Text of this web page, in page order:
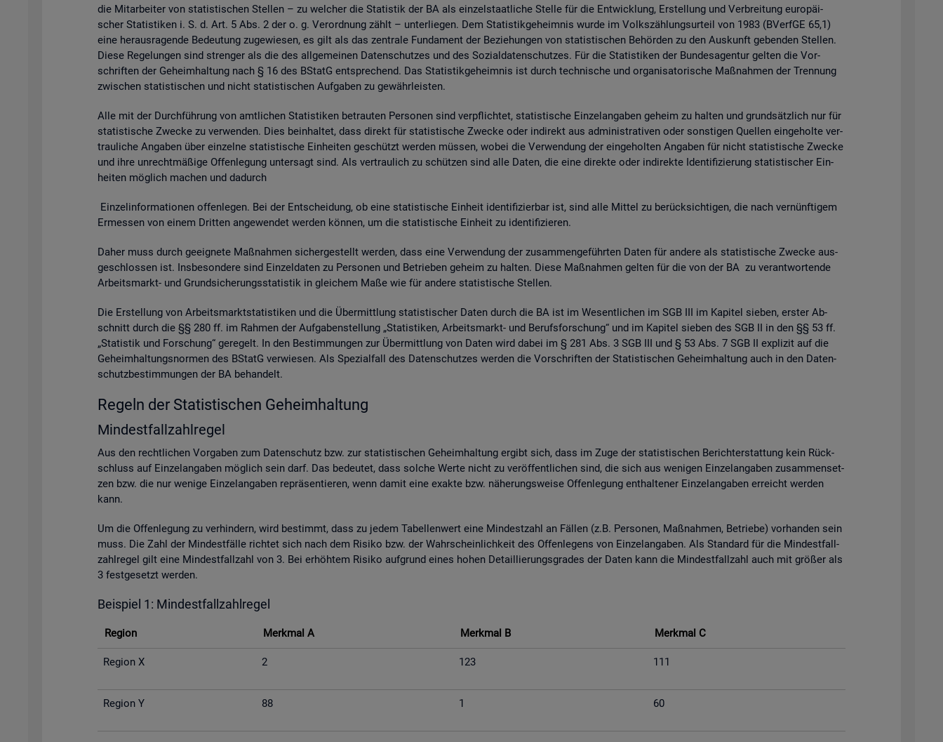
die Mit­ar­bei­ter von sta­tis­ti­schen Stel­len – zu wel­cher die Sta­tis­tik der BA als ein­zel­staat­li­che Stel­le für die Ent­wick­lung, Er­stel­lung und Ver­brei­tung eu­ro­päi­
scher Sta­tis­ti­ken i. S. d. Art. 5 Abs. 2 der o. g. Ver­ord­nung zählt – un­ter­lie­gen. Dem Sta­tis­tik­ge­heim­nis wurde im Volks­zäh­lungs­ur­teil von 1983 (BVerf­GE 65,1)
eine her­aus­ra­gen­de Be­deu­tung zu­ge­wie­sen, es gilt als das zen­tra­le Fun­da­ment der Be­zie­hun­gen von sta­tis­ti­schen Be­hör­den zu den Aus­kunft ge­ben­den Stel­len.
Diese Re­ge­lun­gen sind stren­ger als die des all­ge­mei­nen Da­ten­schut­zes und des So­zi­al­da­ten­schut­zes. Für die Sta­tis­ti­ken der Bun­des­agen­tur gel­ten die Vor­
schrif­ten der Ge­heim­hal­tung nach § 16 des BStatG ent­spre­chend. Das Sta­tis­tik­ge­heim­nis ist durch tech­ni­sche und or­ga­ni­sa­to­ri­sche Maß­nah­men der Tren­nung
zwi­schen sta­tis­ti­schen und nicht sta­tis­ti­schen Auf­ga­ben zu ge­währ­leis­ten.
Alle mit der Durch­füh­rung von amt­li­chen Sta­tis­ti­ken be­trau­ten Per­so­nen sind ver­pflich­tet, sta­tis­ti­sche Ein­zel­an­ga­ben ge­heim zu hal­ten und grund­sätz­lich nur für
sta­tis­ti­sche Zwe­cke zu ver­wen­den. Dies be­inhal­tet, dass di­rekt für sta­tis­ti­sche Zwe­cke oder in­di­rekt aus ad­mi­nis­tra­ti­ven oder sons­ti­gen Quel­len ein­ge­hol­te ver­
trau­li­che An­ga­ben über ein­zel­ne sta­tis­ti­sche Ein­hei­ten ge­schützt wer­den müs­sen, wobei die Ver­wen­dung der ein­ge­hol­ten An­ga­ben für nicht sta­tis­ti­sche Zwe­cke
und ihre un­recht­mä­ßi­ge Of­fen­le­gung un­ter­sagt sind. Als ver­trau­lich zu schüt­zen sind alle Daten, die eine di­rek­te oder in­di­rek­te Iden­ti­fi­zie­rung sta­tis­ti­scher Ein­
hei­ten mög­lich ma­chen und da­durch
Ein­zel­in­for­ma­tio­nen of­fen­le­gen. Bei der Ent­schei­dung, ob eine sta­tis­ti­sche Ein­heit iden­ti­fi­zier­bar ist, sind alle Mit­tel zu be­rück­sich­ti­gen, die nach ver­nünf­ti­gem
Er­mes­sen von einem Drit­ten an­ge­wen­det wer­den kön­nen, um die sta­tis­ti­sche Ein­heit zu iden­ti­fi­zie­ren.
Daher muss durch ge­eig­ne­te Maß­nah­men si­cher­ge­stellt wer­den, dass eine Ver­wen­dung der zu­sam­men­ge­führ­ten Daten für an­de­re als sta­tis­ti­sche Zwe­cke aus­
ge­schlos­sen ist. Ins­be­son­de­re sind Ein­zel­da­ten zu Per­so­nen und Be­trie­ben ge­heim zu hal­ten. Diese Maß­nah­men gel­ten für die von der BA zu ver­ant­wor­ten­de
Ar­beits­markt- und Grund­si­che­rungs­sta­tis­tik in glei­chem Maße wie für an­de­re sta­tis­ti­sche Stel­len.
Die Er­stel­lung von Ar­beits­markt­sta­tis­ti­ken und die Über­mitt­lung sta­tis­ti­scher Daten durch die BA ist im We­sent­li­chen im SGB III im Ka­pi­tel sie­ben, ers­ter Ab­
schnitt durch die §§ 280 ff. im Rah­men der Auf­ga­ben­stel­lung „Sta­tis­ti­ken, Ar­beits­markt- und Be­rufs­for­schung“ und im Ka­pi­tel sie­ben des SGB II in den §§ 53 ff.
„Sta­tis­tik und For­schung“ ge­re­gelt. In den Be­stim­mun­gen zur Über­mitt­lung von Daten wird dabei im § 281 Abs. 3 SGB III und § 53 Abs. 7 SGB II ex­pli­zit auf die
Ge­heim­hal­tungs­nor­men des BStatG ver­wie­sen. Als Spe­zi­al­fall des Da­ten­schut­zes wer­den die Vor­schrif­ten der Sta­tis­ti­schen Ge­heim­hal­tung auch in den Da­ten­
schutz­be­stim­mun­gen der BA be­han­delt.
Re­geln der Sta­tis­ti­schen Ge­heim­hal­tung
Min­dest­fall­zahl­re­gel
Aus den recht­li­chen Vor­ga­ben zum Da­ten­schutz bzw. zur sta­tis­ti­schen Ge­heim­hal­tung er­gibt sich, dass im Zuge der sta­tis­ti­schen Be­richt­erstat­tung kein Rück­
schluss auf Ein­zel­an­ga­ben mög­lich sein darf. Das be­deu­tet, dass sol­che Werte nicht zu ver­öf­fent­li­chen sind, die sich aus we­ni­gen Ein­zel­an­ga­ben zu­sam­men­set­
zen bzw. die nur we­ni­ge Ein­zel­an­ga­ben re­prä­sen­tie­ren, wenn damit eine ex­ak­te bzw. nä­he­rungs­wei­se Of­fen­le­gung ent­hal­te­ner Ein­zel­an­ga­ben er­reicht wer­den
kann.
Um die Of­fen­le­gung zu ver­hin­dern, wird be­stimmt, dass zu jedem Ta­bel­len­wert eine Min­dest­zahl an Fäl­len (z.B. Per­so­nen, Maß­nah­men, Be­trie­be) vor­han­den sein
muss. Die Zahl der Min­dest­fäl­le rich­tet sich nach dem Ri­si­ko bzw. der Wahr­schein­lich­keit des Of­fen­le­gens von Ein­zel­an­ga­ben. Als Stan­dard für die Min­dest­fall­
zahl­re­gel gilt eine Min­dest­fall­zahl von 3. Bei er­höh­tem Ri­si­ko auf­grund eines hohen De­tail­lie­rungs­gra­des der Daten kann die Min­dest­fall­zahl auch mit grö­ßer als
3 fest­ge­setzt wer­den.
Bei­spiel 1: Min­dest­fall­zahl­re­gel
Re­gi­on Merk­mal A Merk­mal B Merk­mal C
Re­gi­on X 2 123 111
Re­gi­on Y 88 1 60